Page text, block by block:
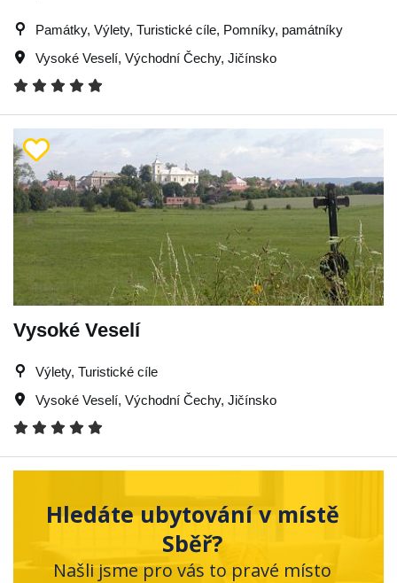
Památky, Výlety, Turistické cíle, Pomníky, památníky
Vysoké Veselí, Východní Čechy, Jičínsko
Vysoké Veselí
Výlety, Turistické cíle
Vysoké Veselí, Východní Čechy, Jičínsko
Hledáte ubytování v místě
Sběř?
Našli jsme pro vás to pravé místo